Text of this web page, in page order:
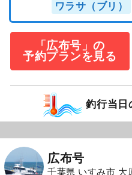
ワラサ（ブリ）
「広布号」の
予約プランを見る
釣行当日
広布号
千葉県 いすみ市 大